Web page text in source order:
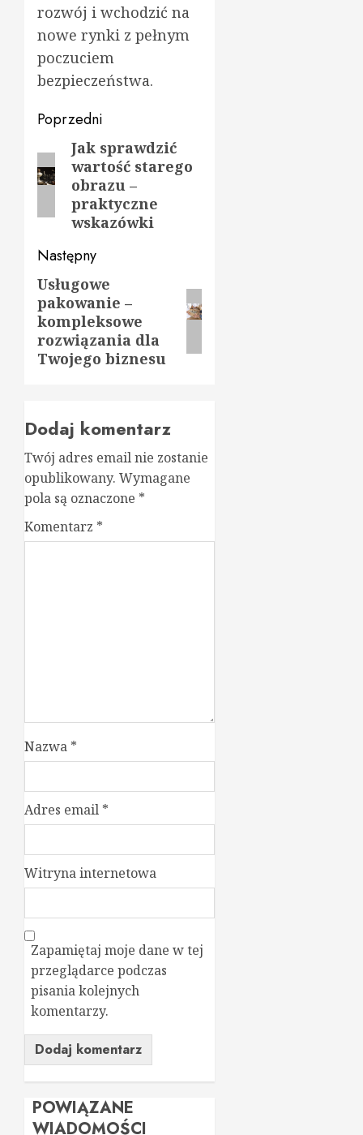
rozwój i wchodzić na
nowe rynki z pełnym
poczuciem
bezpieczeństwa.
Zobacz
wpisy
Poprzedni
Poprzedni
wpis:
Jak sprawdzić
wartość starego
obrazu –
praktyczne
wskazówki
Następny
Następny
wpis:
Usługowe
pakowanie –
kompleksowe
rozwiązania dla
Twojego biznesu
Dodaj komentarz
Twój adres email nie zostanie
opublikowany. Wymagane
pola są oznaczone *
Komentarz *
Nazwa *
Adres email *
Witryna internetowa
Zapamiętaj moje dane w tej
przeglądarce podczas
pisania kolejnych
komentarzy.
POWIĄZANE
WIADOMOŚCI